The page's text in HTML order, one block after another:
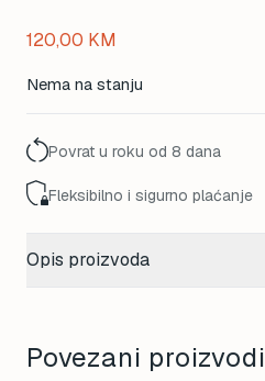
120,00 KM
Nema na stanju
Povrat u roku od 8 dana
Fleksibilno i sigurno plaćanje
Opis proizvoda
Povezani proizvodi